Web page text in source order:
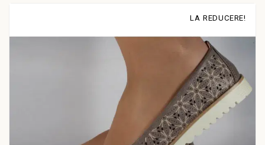
LA REDUCERE!